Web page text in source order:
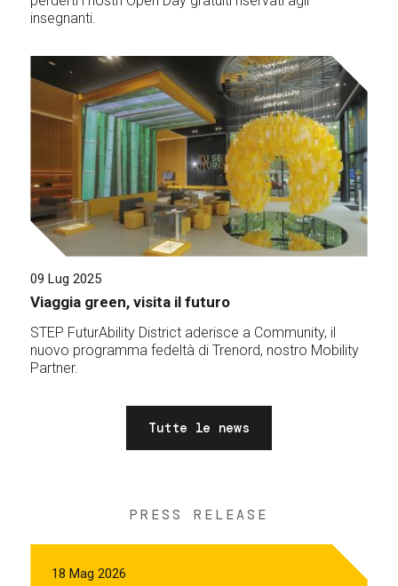
insegnanti.
09 Lug 2025
Viaggia green, visita il futuro
STEP FuturAbility District aderisce a Community, il
nuovo programma fedeltà di Trenord, nostro Mobility
Partner.
Tutte le news
PRESS RELEASE
18 Mag 2026